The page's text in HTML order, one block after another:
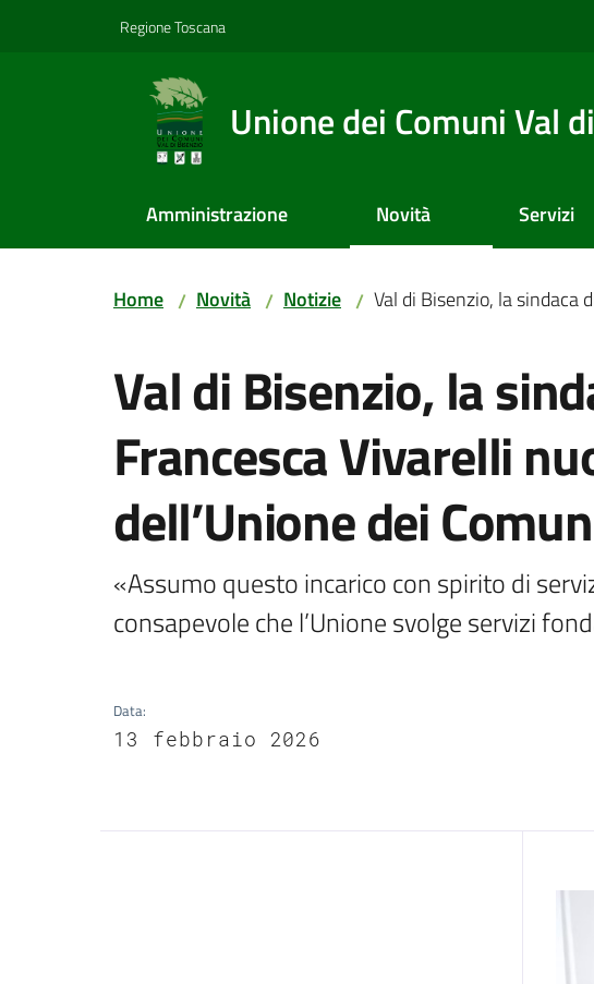
Regione Toscana
Unione dei Comuni Val
Amministrazione Novità Servizi
Home / Novità / Notizie / Val di Bisenzio, la sindaca
Val di Bisenzio, la
Francesca Vivarelli
dell’Unione dei
«Assumo questo incarico con spirito di
consapevole che l’Unione svolge servizi
Data:
13 febbraio 2026